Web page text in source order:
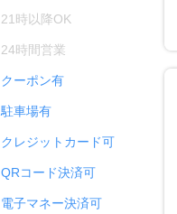
21時以降OK
24時間営業
クーポン有
駐車場有
クレジットカード可
QRコード決済可
電子マネー決済可